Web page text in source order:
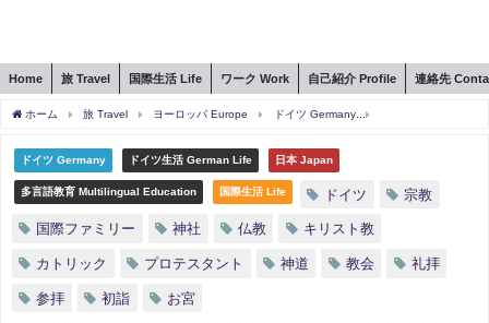
Home 旅 Travel 国際生活 Life ワーク Work 自己紹介 Profile 連絡先
ホーム 旅 Travel ヨーロッパ Europe ドイツ Germany
ドイツ Germany ドイツ生活 German Life 日本 Japan
多言語教育 Multilingual Education 国際生活 Life ドイツ 宗教
国際ファミリー 神社 仏教 キリスト教
カトリック プロテスタント 神道 教会 礼拝
参拝 初詣 お宮